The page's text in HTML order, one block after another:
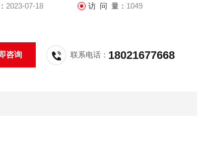
2023-07-18 访 问 量： 1049
咨询 联系电话： 18021677668